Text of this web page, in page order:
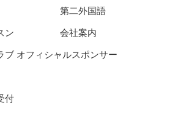
ン
第二外国語
会社案内
ブ オフィシャルスポンサー
付